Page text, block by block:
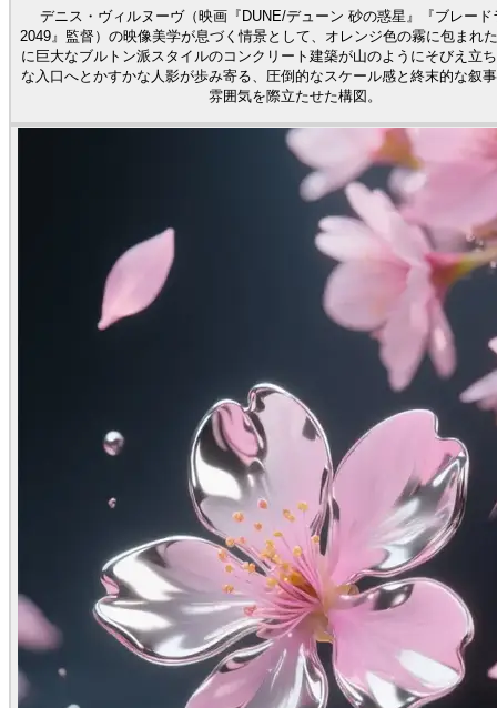
デニス・ヴィルヌーヴ（映画『DUNE/デューン 砂の惑星』『ブレード
2049』監督）の映像美学が息づく情景として、オレンジ色の霧に包まれ
に巨大なブルトン派スタイルのコンクリート建築が山のようにそびえ立
な入口へとかすかな人影が歩み寄る、圧倒的なスケール感と終末的な叙
雰囲気を際立たせた構図。